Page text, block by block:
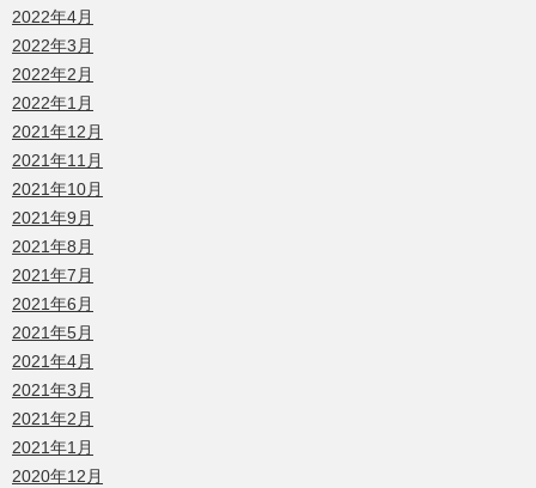
2022年4月
2022年3月
2022年2月
2022年1月
2021年12月
2021年11月
2021年10月
2021年9月
2021年8月
2021年7月
2021年6月
2021年5月
2021年4月
2021年3月
2021年2月
2021年1月
2020年12月